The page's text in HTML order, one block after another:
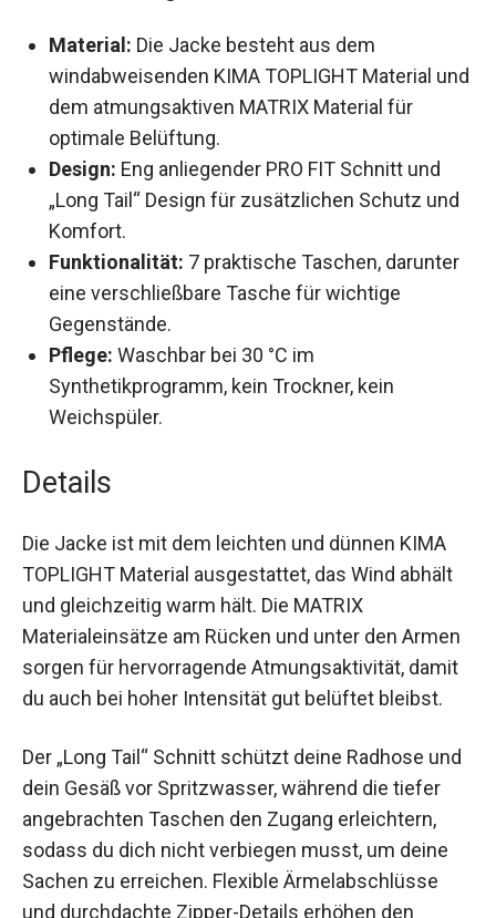
Material: Die Jacke besteht aus dem
windabweisenden KIMA TOPLIGHT Material
und dem atmungsaktiven MATRIX Material für
optimale Belüftung.
Design: Eng anliegender PRO FIT Schnitt und
„Long Tail“ Design für zusätzlichen Schutz
und Komfort.
Funktionalität: 7 praktische Taschen,
darunter eine verschließbare Tasche für
wichtige Gegenstände.
Pflege: Waschbar bei 30 °C im
Synthetikprogramm, kein Trockner, kein
Weichspüler.
Details
Die Jacke ist mit dem leichten und dünnen KIMA
TOPLIGHT Material ausgestattet, das Wind abhält
und gleichzeitig warm hält. Die MATRIX
Materialeinsätze am Rücken und unter den
Armen sorgen für hervorragende
Atmungsaktivität, damit du auch bei hoher
Intensität gut belüftet bleibst.
Der „Long Tail“ Schnitt schützt deine Radhose
und dein Gesäß vor Spritzwasser, während die
tiefer angebrachten Taschen den Zugang
erleichtern, sodass du dich nicht verbiegen